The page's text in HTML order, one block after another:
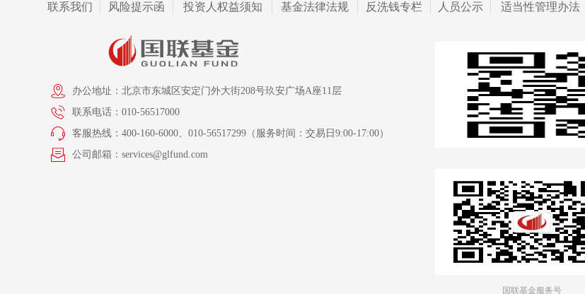
联系我们 风险提示函 投资人权益须知 基金法律法规 反洗钱专栏 人员公示 适当性管理办法
办公地址：北京市东城区安定门外大街208号玖安广场A座11层
联系电话：010-56517000
客服热线：400-160-6000、010-56517299（服务时间：交易日9:00-17:00）
公司邮箱：services@glfund.com
国联基金服务号